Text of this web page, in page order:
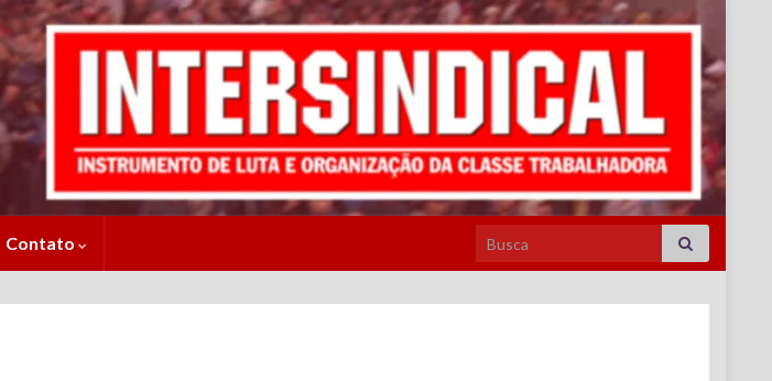
Contato Search for: